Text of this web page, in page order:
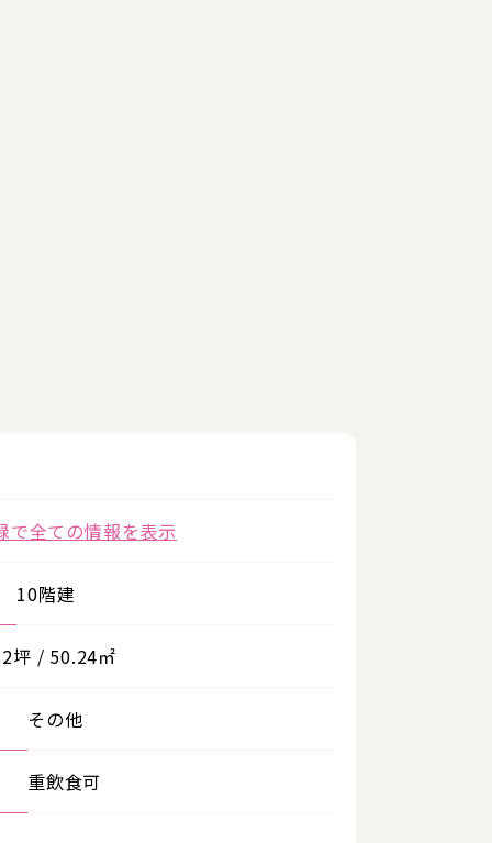
で全ての情報を表示
10階建
坪 / 50.24㎡
その他
重飲食可